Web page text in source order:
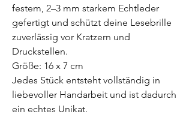
festem, 2–3 mm starkem Echtleder
gefertigt und schützt deine Lesebrille
zuverlässig vor Kratzern und
Druckstellen.
Größe: 16 x 7 cm
Jedes Stück entsteht vollständig in
liebevoller Handarbeit und ist dadurch
ein echtes Unikat.